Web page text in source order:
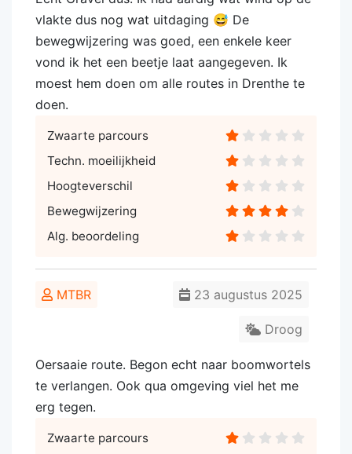
vlakte dus nog wat uitdaging 😅 De
bewegwijzering was goed, een enkele keer
vond ik het een beetje laat aangegeven. Ik
moest hem doen om alle routes in Drenthe te
doen.
Zwaarte parcours
Techn. moeilijkheid
Hoogteverschil
Bewegwijzering
Alg. beoordeling
MTBR 23 augustus 2025
Droog
Oersaaie route. Begon echt naar boomwortels
te verlangen. Ook qua omgeving viel het me
erg tegen.
Zwaarte parcours